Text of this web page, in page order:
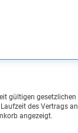
gültigen
des Vertrags
angezeigt.